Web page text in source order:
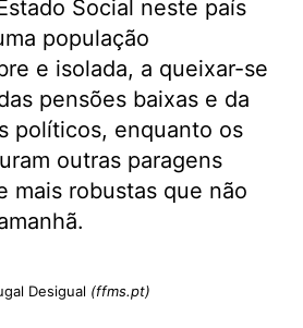
Social neste país
população
e isolada, a queixar-se
pensões baixas e da
políticos, enquanto os
outras paragens
mais robustas que não
Desigual (ffms.pt)